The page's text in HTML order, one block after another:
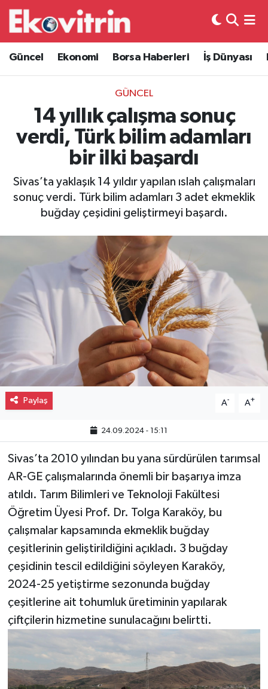
Güncel Ekonomi Borsa Haberleri İş Dünyası
GÜNCEL
14 yıllık çalışma sonuç
verdi, Türk bilim adamları
bir ilki başardı
Sivas’ta yaklaşık 14 yıldır yapılan ıslah çalışmaları
sonuç verdi. Türk bilim adamları 3 adet ekmeklik
buğday çeşidini geliştirmeyi başardı.
Paylaş A- A+
24.09.2024 - 15:11
Sivas’ta 2010 yılından bu yana sürdürülen tarımsal
AR-GE çalışmalarında önemli bir başarıya imza
atıldı. Tarım Bilimleri ve Teknoloji Fakültesi
Öğretim Üyesi Prof. Dr. Tolga Karaköy, bu
çalışmalar kapsamında ekmeklik buğday
çeşitlerinin geliştirildiğini açıkladı. 3 buğday
çeşidinin tescil edildiğini söyleyen Karaköy,
2024-25 yetiştirme sezonunda buğday
çeşitlerine ait tohumluk üretiminin yapılarak
çiftçilerin hizmetine sunulacağını belirtti.
Güncel
Ekonomi
Borsa Haberleri
İş Dünyası
Otovitrin
Magazin
Gayrimenkul
Spor
Eğitim
Hava Durumu
Trafik Durumu
Süper Lig Puan Durumu ve Fikstür
Tüm Manşetler
Son Dakika Haberleri
Haber Arşivi